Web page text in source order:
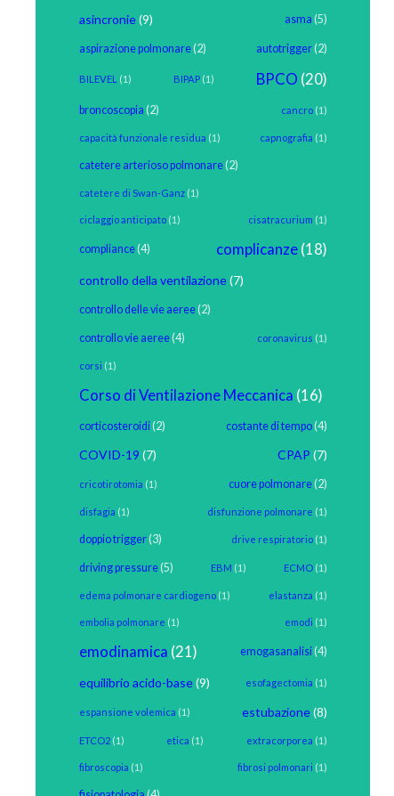
asincronie(9) asma (5)
aspirazione polmonare(2) autotrigger(2)
BILEVEL (1) BIPAP (1) BPCO (20)
broncoscopia (2) cancro (1)
capacità funzionale residua (1) capnografia (1)
catetere arterioso polmonare(2)
catetere di Swan-Ganz (1)
ciclaggio anticipato (1) cisatracurium (1)
compliance(4) complicanze(18)
controllo della ventilazione(7)
controllo delle vie aeree(2)
controllo vie aeree(4) coronavirus (1)
corsi (1)
Corso di Ventilazione Meccanica (16)
corticosteroidi(2) costante di tempo(4)
COVID-19 (7) CPAP (7)
cricotirotomia (1) cuore polmonare(2)
disfagia (1) disfunzione polmonare (1)
doppio trigger(3) drive respiratorio (1)
driving pressure(5) EBM (1) ECMO (1)
edema polmonare cardiogeno (1) elastanza (1)
embolia polmonare (1) emodi (1)
emodinamica (21) emogasanalisi(4)
equilibrio acido-base(9) esofagectomia (1)
espansione volemica (1) estubazione(8)
ETCO2 (1) etica (1) extracorporea (1)
fibroscopia (1) fibrosi polmonari (1)